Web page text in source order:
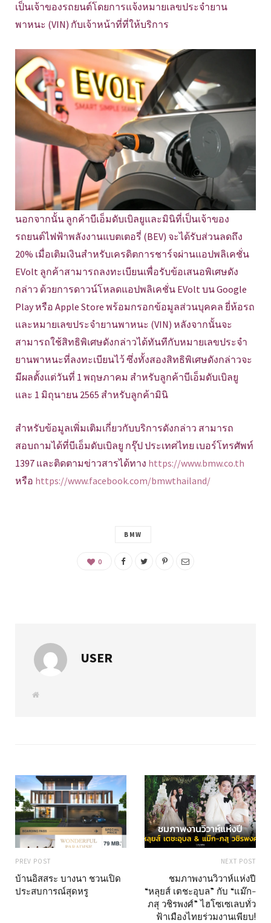
เป็นเจ้าของรถยนต์โดยการแจ้งหมายเลขประจำยาน
พาหนะ (VIN) กับเจ้าหน้าที่ที่ให้บริการ
นอกจากนั้น ลูกค้าบีเอ็มดับเบิลยูและมินิที่เป็นเจ้าของ
รถยนต์ไฟฟ้าพลังงานแบตเตอรี่ (BEV) จะได้รับส่วนลดถึง
20% เมื่อเติมเงินสำหรับเครดิตการชาร์จผ่านแอปพลิเคชั่น
EVolt ลูกค้าสามารถลงทะเบียนเพื่อรับข้อเสนอพิเศษดัง
กล่าว ด้วยการดาวน์โหลดแอปพลิเคชั่น EVolt บน Google
Play หรือ Apple Store พร้อมกรอกข้อมูลส่วนบุคคล ยี่ห้อรถ
และหมายเลขประจำยานพาหนะ (VIN) หลังจากนั้นจะ
สามารถใช้สิทธิพิเศษดังกล่าวได้ทันทีกับหมายเลขประจำ
ยานพาหนะที่ลงทะเบียนไว้ ซึ่งทั้งสองสิทธิพิเศษดังกล่าวจะ
มีผลตั้งแต่วันที่ 1 พฤษภาคม สำหรับลูกค้าบีเอ็มดับเบิลยู
และ 1 มิถุนายน 2565 สำหรับลูกค้ามินิ
สำหรับข้อมูลเพิ่มเติมเกี่ยวกับบริการดังกล่าว สามารถ
สอบถามได้ที่บีเอ็มดับเบิลยู กรุ๊ป ประเทศไทย เบอร์โทรศัพท์
1397 และติดตามข่าวสารได้ทาง https://www.bmw.co.th
หรือ https://www.facebook.com/bmwthailand/
BMW
0
USER
W
PREV POST
บ้านอิสสระ บางนา ชวนเปิด
ประสบการณ์สุดหรู
NEXT POST
ชมภาพงานวิวาห์แห่งปี
“หลุยส์ เตชะอุบล” กับ “แม๊ก-
ภสุ วชิรพงศ์” ไฮโซเซเลบทั่ว
ฟ้าเมืองไทยร่วมงานเพียบ!